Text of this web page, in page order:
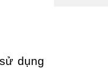
dụng